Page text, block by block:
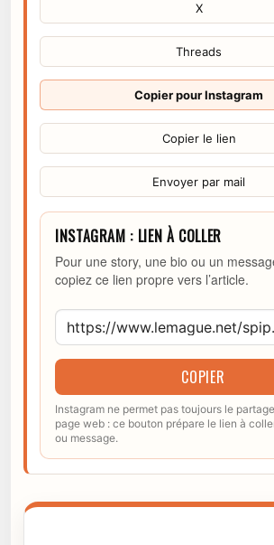
X
Threads
Copier pour Instagram
Copier le lien
Envoyer par mail
INSTAGRAM : LIEN À COLLER
Pour une story, une bio ou un
copiez ce lien propre vers l’article.
COPIER
Instagram ne permet pas toujours le
page web : ce bouton prépare le lien à
ou message.